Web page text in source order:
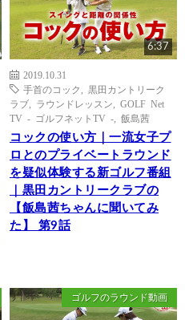
6:37
2019.10.31
手首のコック
黒田カントリーク
ラブ
ラウンドレッスン
GOLF Net
TV - ゴルフネットTV -
飯島茜
コックの使い方｜一流女子プ
ロとのプライベートラウンド
を疑似体験する新ゴルフ番組
｜黒田カントリークラブの
【飯島茜ちゃんに聞いてみ
た】 第9話
ゴルフのラウンド動画